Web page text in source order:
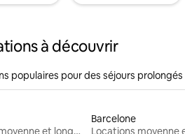
à découvrir
populaires pour des séjours prolongés
Locations moyenne et longue durée
Barcelone